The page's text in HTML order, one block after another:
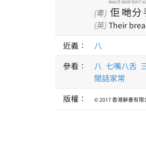
(粵) 佢 哋分
(英) Their
近義：
八
參看：
八 七嘴八舌
閒話家常
版權： © 2017 香港辭書有限